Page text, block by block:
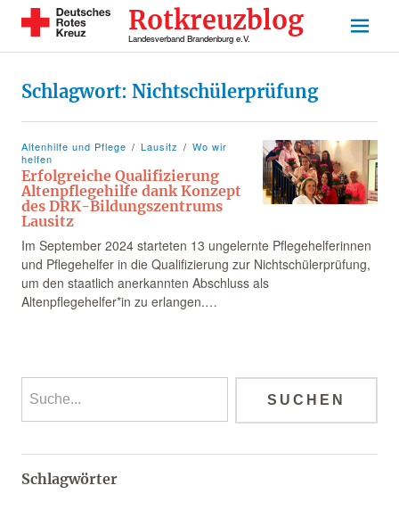
Rotkreuzblog
Landesverband Brandenburg e.V.
Schlagwort: Nichtschülerprüfung
Altenhilfe und Pflege Lausitz
Wo wir
helfen
Erfolgreiche Qualifizierung
Altenpflegehilfe dank Konzept
des DRK-Bildungszentrums
Lausitz
Im September 2024 starteten 13 ungelernte Pflegehelferinnen
und Pflegehelfer in die Qualifizierung zur Nichtschülerprüfung,
um den staatlich anerkannten Abschluss als
Altenpflegehelfer*in zu erlangen.…
Schlagwörter